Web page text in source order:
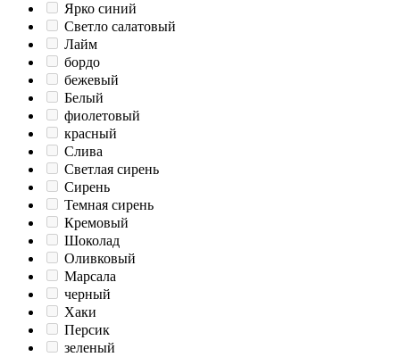
Ярко синий
Светло салатовый
Лайм
бордо
бежевый
Белый
фиолетовый
красный
Слива
Светлая сирень
Сирень
Темная сирень
Кремовый
Шоколад
Оливковый
Марсала
черный
Хаки
Персик
зеленый